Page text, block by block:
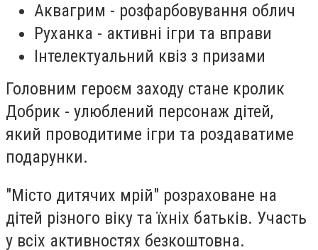
Аквагрим - розфарбовування облич
Руханка - активні ігри та вправи
Інтелектуальний квіз з призами
Головним героєм заходу стане кролик
Добрик - улюблений персонаж дітей,
який проводитиме ігри та роздаватиме
подарунки.
"Місто дитячих мрій" розраховане на
дітей різного віку та їхніх батьків. Участь
у всіх активностях безкоштовна.